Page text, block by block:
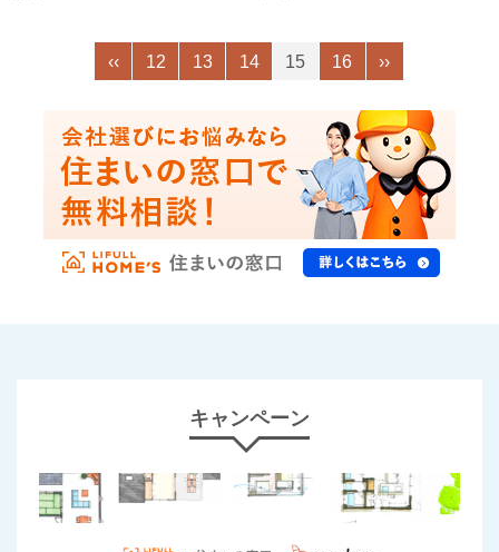
‹‹ 12 13 14 15 16 ››
キャンペーン